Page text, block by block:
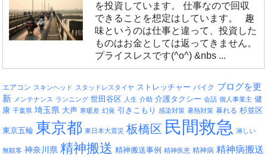
を投資しています。 仕事なので回収
できることを想定はしています。 趣
味というのは仕事と違って、投資した
ものはお金としては返ってきません。
プライスレスです(^o^) &nbs ...
エアコン スキンヘッド スタッドレスタイヤ ストレッチャー バイク ブログを更
新 メンテナンス ランニング 世田谷区 人生 介助 介護タクシー 会話 個人事業主 健
康 千葉県 埼玉県 大声 寒暖差 幻覚 引きこもり 感染対策 暑熱対策 暴れる 杉並区
東京五輪 東京都 東日本大震災 板橋区 民間救急 淋しい
無観客 神奈川県 精神搬送 精神搬送事例 精神疾患 精神病 精神病搬送